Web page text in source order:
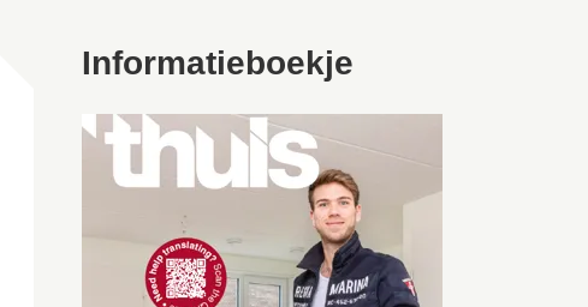
Informatieboekje